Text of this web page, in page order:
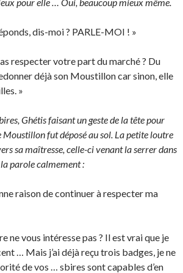
dis-moi ? PARLE-MOI ! »
respecter votre part du marché ? Du
déjà son Moustillon car sinon, elle
»
Ghétis faisant un geste de la tête pour
Moustillon fut déposé au sol. La petite loutre
sa maîtresse, celle-ci venant la serrer dans
parole calmement :
raison de continuer à respecter ma
ne vous intéresse pas ? Il est vrai que je
… Mais j’ai déjà reçu trois badges, je ne
de vos … sbires sont capables d’en